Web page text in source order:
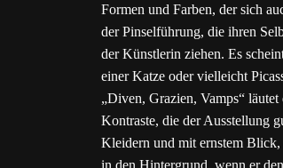
Formen und Farben, der sich
der Pinselführung, die ihren
der Künstlerin ziehen. Es
einer Katze oder vielleicht
„Diven, Grazien, Vamps“
Kontraste, die der Ausstellung
Kleidern und mit ernstem